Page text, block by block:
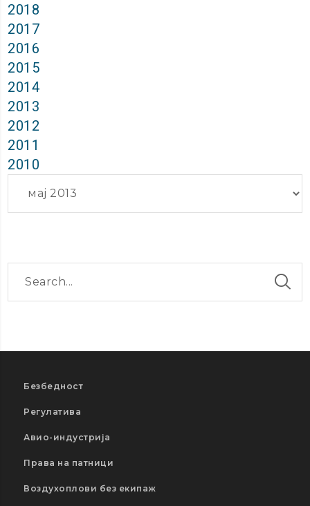
2018
2017
2016
2015
2014
2013
2012
2011
2010
Безбедност
Регулатива
Авио-индустрија
Права на патници
Воздухоплови без екипаж